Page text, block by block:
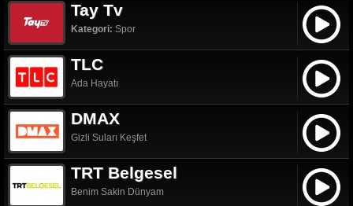
Tay Tv
Kategori: Spor
TLC
Ada Hayatı
DMAX
Gizli Suları Keşfet
TRT Belgesel
Benim Sakin Dünyam